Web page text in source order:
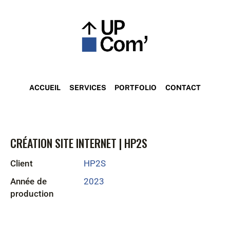
ACCUEIL SERVICES PORTFOLIO CONTACT
CRÉATION SITE INTERNET | HP2S
Client
HP2S
Année de
production
2023